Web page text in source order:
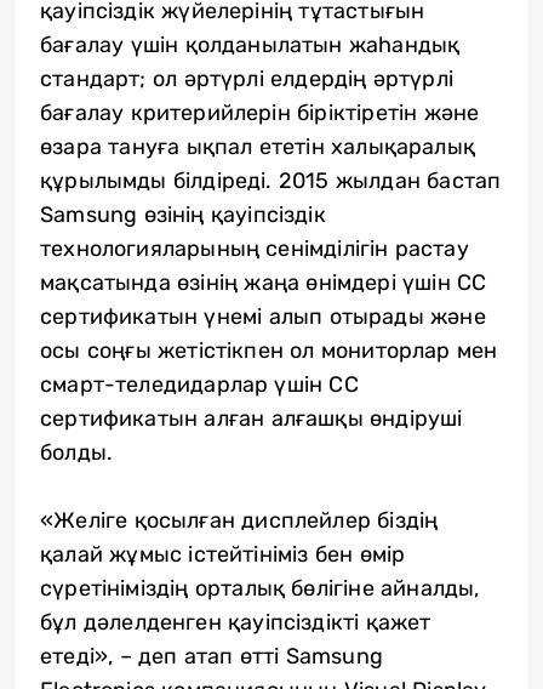
қауіпсіздік жүйелерінің тұтастығын
бағалау үшін қолданылатын жаһандық
стандарт; ол әртүрлі елдердің әртүрлі
бағалау критерийлерін біріктіретін және
өзара тануға ықпал ететін халықаралық
құрылымды білдіреді. 2015 жылдан бастап
Samsung өзінің қауіпсіздік
технологияларының сенімділігін растау
мақсатында өзінің жаңа өнімдері үшін CC
сертификатын үнемі алып отырады және
осы соңғы жетістікпен ол мониторлар мен
смарт-теледидарлар үшін CC
сертификатын алған алғашқы өндіруші
болды.
«Желіге қосылған дисплейлер біздің
қалай жұмыс істейтініміз бен өмір
сүретініміздің орталық бөлігіне айналды,
бұл дәлелденген қауіпсіздікті қажет
етеді», – деп атап өтті Samsung